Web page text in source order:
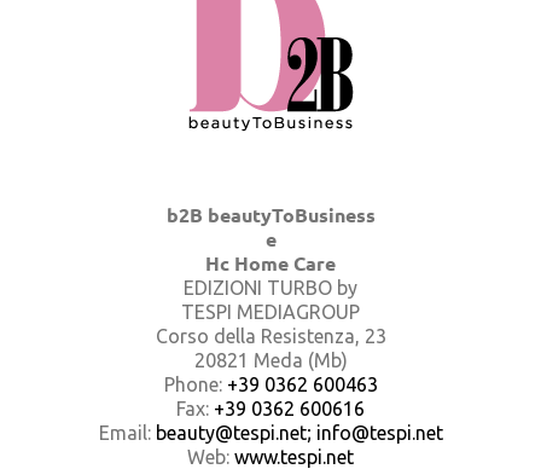
b2B beautyToBusiness
e
Hc Home Care
EDIZIONI TURBO by
TESPI MEDIAGROUP
Corso della Resistenza, 23
20821 Meda (Mb)
Phone: +39 0362 600463
Fax: +39 0362 600616
Email: beauty@tespi.net; info@tespi.net
Web: www.tespi.net